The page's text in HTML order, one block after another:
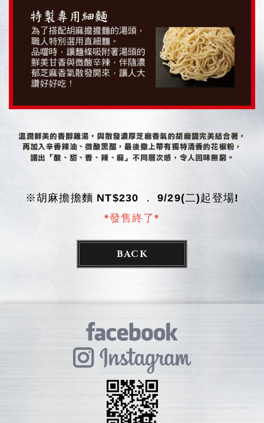
※胡麻擔擔麵 NT$230 ． 9/29(二)起登場!
*發售終了*
BACK